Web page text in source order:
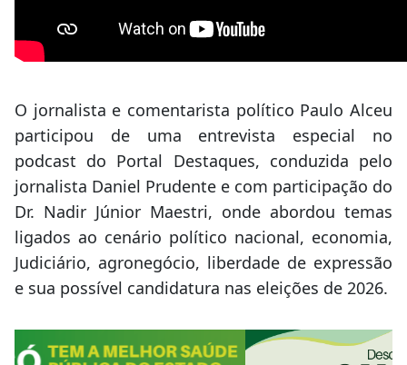
O jornalista e comentarista político Paulo Alceu
participou de uma entrevista especial no
podcast do Portal Destaques, conduzida pelo
jornalista Daniel Prudente e com participação do
Dr. Nadir Júnior Maestri, onde abordou temas
ligados ao cenário político nacional, economia,
Judiciário, agronegócio, liberdade de expressão
e sua possível candidatura nas eleições de 2026.